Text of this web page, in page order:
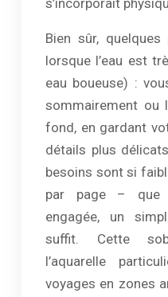
s’incorporait
Bien sûr, quelques
lorsque l’eau est
eau boueuse) :
sommairement ou
fond, en gardant
détails plus
besoins sont si
par page – que
engagée, un
suffit. Cette
l’aquarelle
voyages en zones